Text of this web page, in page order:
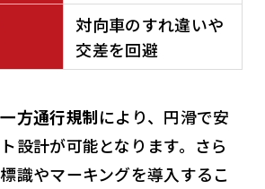
対向車のすれ違いや
交差を回避
一方通行規制により、円滑で安
設計が可能となります。さら
識やマーキングを導入するこ